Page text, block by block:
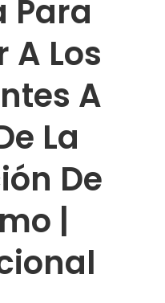
Para
A Los
A
La
De
|